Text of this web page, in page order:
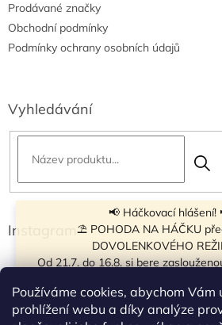
Používáme cookies, abychom Vám
prohlížení webu a díky analýze
📢 Háčkovací hlášení!
⛱ POHODA NA HÁČKU
DOVOLENKOVÉHO
Od 21.7. do 16.8. si bere
krátkou pauzu.
Objednávky přijímáme dál -
Prodávané značky
Obchodní podmínky
Podmínky ochrany osobních údajů
Vyhledávání
Instagram